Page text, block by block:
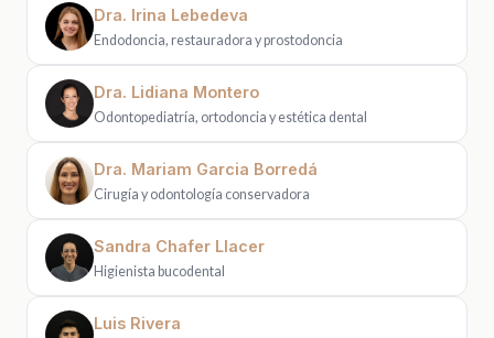
Dra. Irina Lebedeva
Endodoncia, restauradora y prostodoncia
Dra. Lidiana Montero
Odontopediatría, ortodoncia y estética dental
Dra. Mariam Garcia Borredá
Cirugía y odontología conservadora
Sandra Chafer Llacer
Higienista bucodental
Luis Rivera